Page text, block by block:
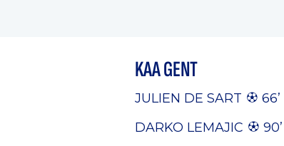
KAA GENT
JULIEN DE SART
66’
DARKO LEMAJIC
90’